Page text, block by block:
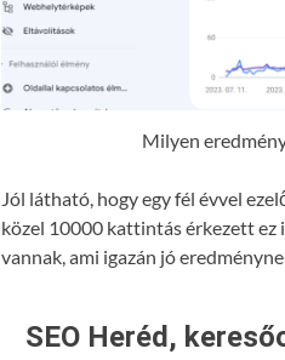
Milyen
Jól látható, hogy egy fél évvel
közel 10000 kattintás érkezett ez
vannak, ami igazán jó
SEO Heréd,